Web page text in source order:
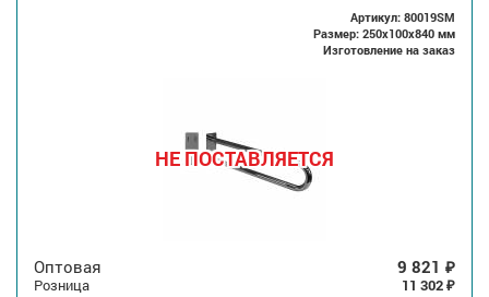
Артикул: 80019SM
Размер: 250x100x840 мм
Изготовление на заказ
НЕ ПОСТАВЛЯЕТСЯ
Оптовая 9 821 ₽
Розница 11 302 ₽